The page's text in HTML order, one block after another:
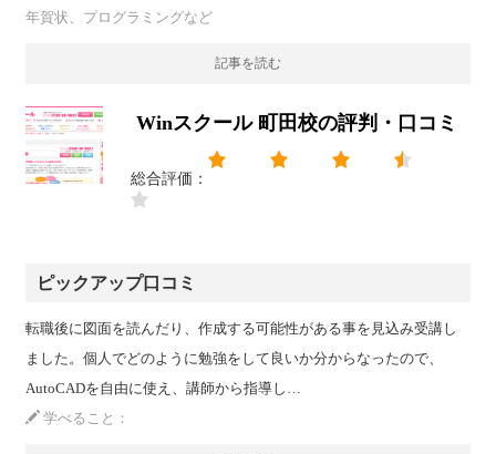
年賀状、プログラミングなど
記事を読む
Winスクール 町田校の評判・口コミ
総合評価：
ピックアップ口コミ
転職後に図面を読んだり、作成する可能性がある事を見込み受講し
ました。個人でどのように勉強をして良いか分からなったので、
AutoCADを自由に使え、講師から指導し…
学べること：